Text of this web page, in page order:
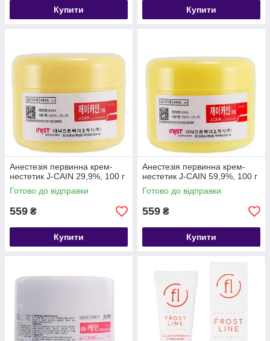
Купити Купити
Анестезія первинна крем-
нестетик J-CAIN 29,9%, 100 г
Готово до відправки
559 ₴
Купити
Анестезія первинна крем-
нестетик J-CAIN 59,9%, 100 г
Готово до відправки
559 ₴
Купити